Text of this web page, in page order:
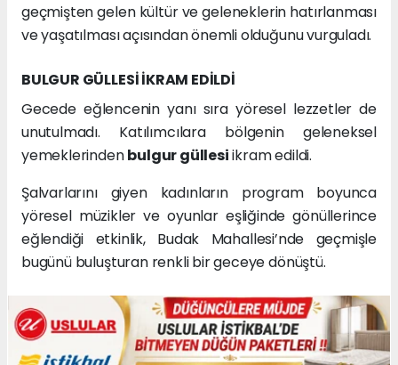
geçmişten gelen kültür ve geleneklerin hatırlanması
ve yaşatılması açısından önemli olduğunu vurguladı.
BULGUR GÜLLESİ İKRAM EDİLDİ
Gecede eğlencenin yanı sıra yöresel lezzetler de
unutulmadı. Katılımcılara bölgenin geleneksel
yemeklerindenbulgur güllesiikram edildi.
Şalvarlarını giyen kadınların program boyunca
yöresel müzikler ve oyunlar eşliğinde gönüllerince
eğlendiği etkinlik, Budak Mahallesi’nde geçmişle
bugünü buluşturan renkli bir geceye dönüştü.